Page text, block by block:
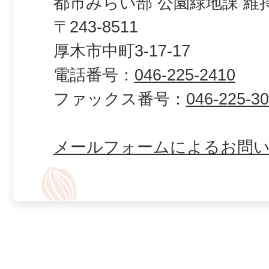
〒243-8511
厚木市中町3-17-17
電話番号： 046-225-2410
ファックス番号： 046-225-
メールフォームによるお問